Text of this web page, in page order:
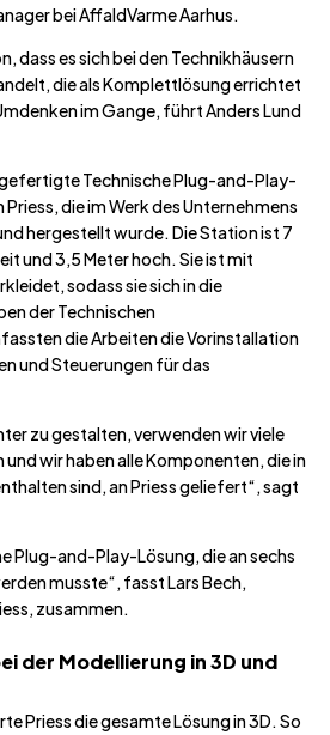
bei AffaldVarme Aarhus.
dass es sich bei den Technikhäusern
die als Komplettlösung errichtet
im Gange, führt Anders Lund
Technische Plug-and-Play-
die im Werk des Unternehmens
hergestellt wurde. Die Station ist 7
und 3,5 Meter hoch. Sie ist mit
sodass sie sich in die
der Technischen
die Arbeiten die Vorinstallation
und Steuerungen für das
zu gestalten, verwenden wir viele
wir haben alle Komponenten, die in
sind, an Priess geliefert“, sagt
Plug-and-Play-Lösung, die an sechs
musste“, fasst Lars Bech,
zusammen.
der Modellierung in 3D und
Priess die gesamte Lösung in 3D. So